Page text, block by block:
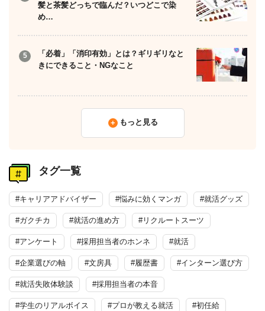
髪と茶髪どっちで臨んだ？いつどこで染
め…
「必着」「消印有効」とは？ギリギリなと
きにできること・NGなこと
もっと見る
タグ一覧
#キャリアアドバイザー #悩みに効くマンガ #就活グッズ
#ガクチカ #就活の進め方 #リクルートスーツ
#アンケート #採用担当者のホンネ #就活
#企業選びの軸 #文房具 #履歴書 #インターン選び方
#就活失敗体験談 #採用担当者の本音
#学生のリアルボイス #プロが教える就活 #初任給